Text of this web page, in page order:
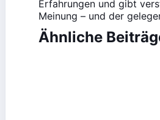
Erfahrungen und gibt
Meinung – und der
Ähnliche